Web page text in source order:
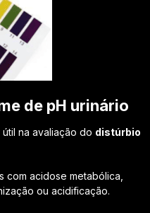
de pH urinário
na avaliação do distúrbio
acidose metabólica,
ou acidificação.